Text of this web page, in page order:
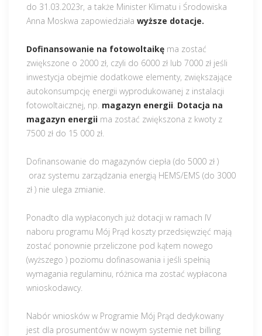
do 31.03.2023r, a także Minister Klimatu i Środowiska
Anna Moskwa zapowiedziała wyższe dotacje.
Dofinansowanie na fotowoltaikę ma zostać
zwiększone o 2000 zł, czyli do 6000 zł lub 7000 zł jeśli
inwestycja obejmie dodatkowe elementy, zwiększające
autokonsumpcję energii wyprodukowanej z instalacji
fotowoltaicznej, np. magazyn energii. Dotacja na
magazyn energii ma zostać zwiększona z kwoty z
7500 zł do 15 000 zł.
Dofinansowanie do magazynów ciepła (do 5000 zł )
oraz systemu zarządzania energią HEMS/EMS (do 3000
zł ) nie ulega zmianie.
Ponadto dla wypłaconych już dotacji w ramach IV
naboru programu Mój Prąd koszty przedsięwzięć mają
zostać ponownie przeliczone pod kątem nowego
(wyższego ) poziomu dofinasowania i jeśli spełnią
wymagania regulaminu, różnica ma zostać wypłacona
wnioskodawcy.
Nabór wniosków w Programie Mój Prąd dedykowany
jest dla prosumentów w nowym systemie net billing